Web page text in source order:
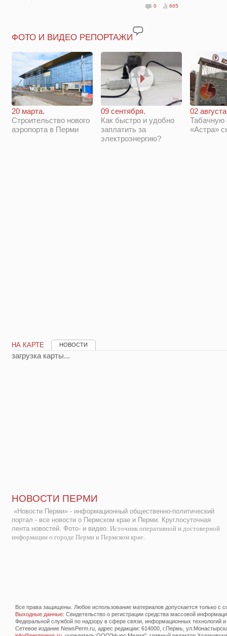
0 665
ФОТО И ВИДЕО РЕПОРТАЖИ
20 марта.
Строительство нового
аэропорта в Перми
09 сентября.
Как быстро и удобно
заплатить за
электроэнергию?
02
Табачную
«Астра»
НА КАРТЕ НОВОСТИ
загрузка карты...
НОВОСТИ ПЕРМИ
«Новости Перми» - информационный общественно-политический
портал - все новости о Пермском крае и Перми. Круглосуточная
лента новостей. Фото- и видео. Источник оперативной и достоверной
информации о городе Перми и Пермском крае.
Все права защищены. Любое использование материалов допускается только с
Выходные данные: Свидетельство о регистрации средства массовой
Федеральной службой по надзору в сфере связи, информационных технологий
Сетевое издание NewsPerm.ru, адрес редакции: 614000, г.Пермь,